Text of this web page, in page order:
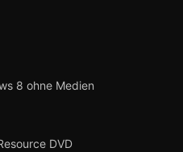
8 ohne Medien
DVD